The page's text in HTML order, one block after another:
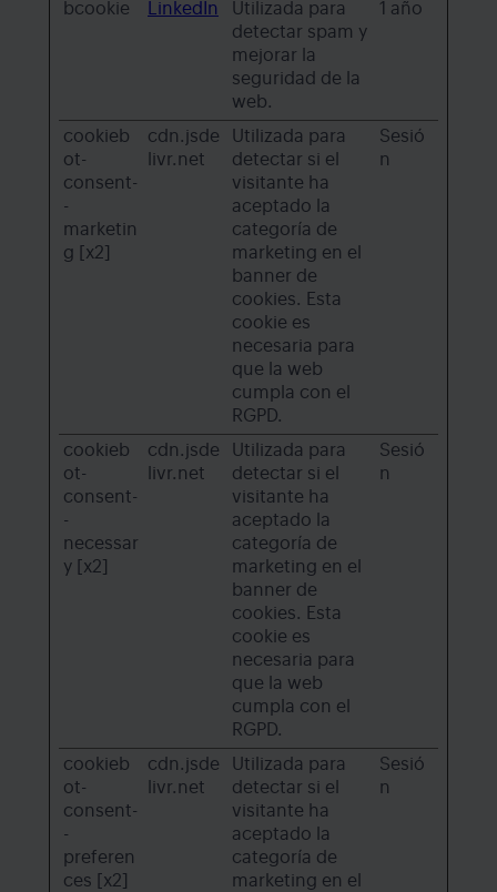
bcookie LinkedIn
Utilizada para
detectar spam y
mejorar la
seguridad de la
web.
1 año
cookieb
ot-
consent-
-
marketin
g [x2]
cdn.jsde
livr.net
Utilizada para
detectar si el
visitante ha
aceptado la
categoría de
marketing en el
banner de
cookies. Esta
cookie es
necesaria para
que la web
cumpla con el
RGPD.
Sesió
n
cookieb
ot-
consent-
-
necessar
y [x2]
cdn.jsde
livr.net
Utilizada para
detectar si el
visitante ha
aceptado la
categoría de
marketing en el
banner de
cookies. Esta
cookie es
necesaria para
que la web
cumpla con el
RGPD.
Sesió
n
cookieb
ot-
consent-
-
preferen
ces [x2]
cdn.jsde
livr.net
Utilizada para
detectar si el
visitante ha
aceptado la
categoría de
marketing en el
Sesió
n